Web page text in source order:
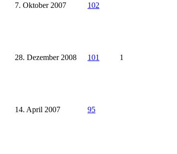
7. Oktober 2007 102
28. Dezember 2008 101 1
14. April 2007 95